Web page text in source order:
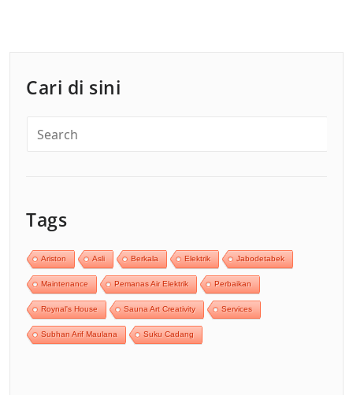
Cari di sini
Tags
Ariston Asli Berkala Elektrik Jabodetabek
Maintenance Pemanas Air Elektrik Perbaikan
Roynal's House Sauna Art Creativity Services
Subhan Arif Maulana Suku Cadang